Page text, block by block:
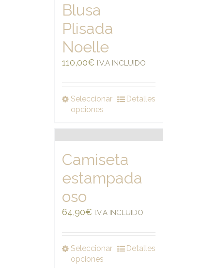
Blusa
Plisada
Noelle
110,00€ I.V.A INCLUIDO
Seleccionar
opciones
Detalles
Camiseta
estampada
oso
64,90€ I.V.A INCLUIDO
Seleccionar
opciones
Detalles